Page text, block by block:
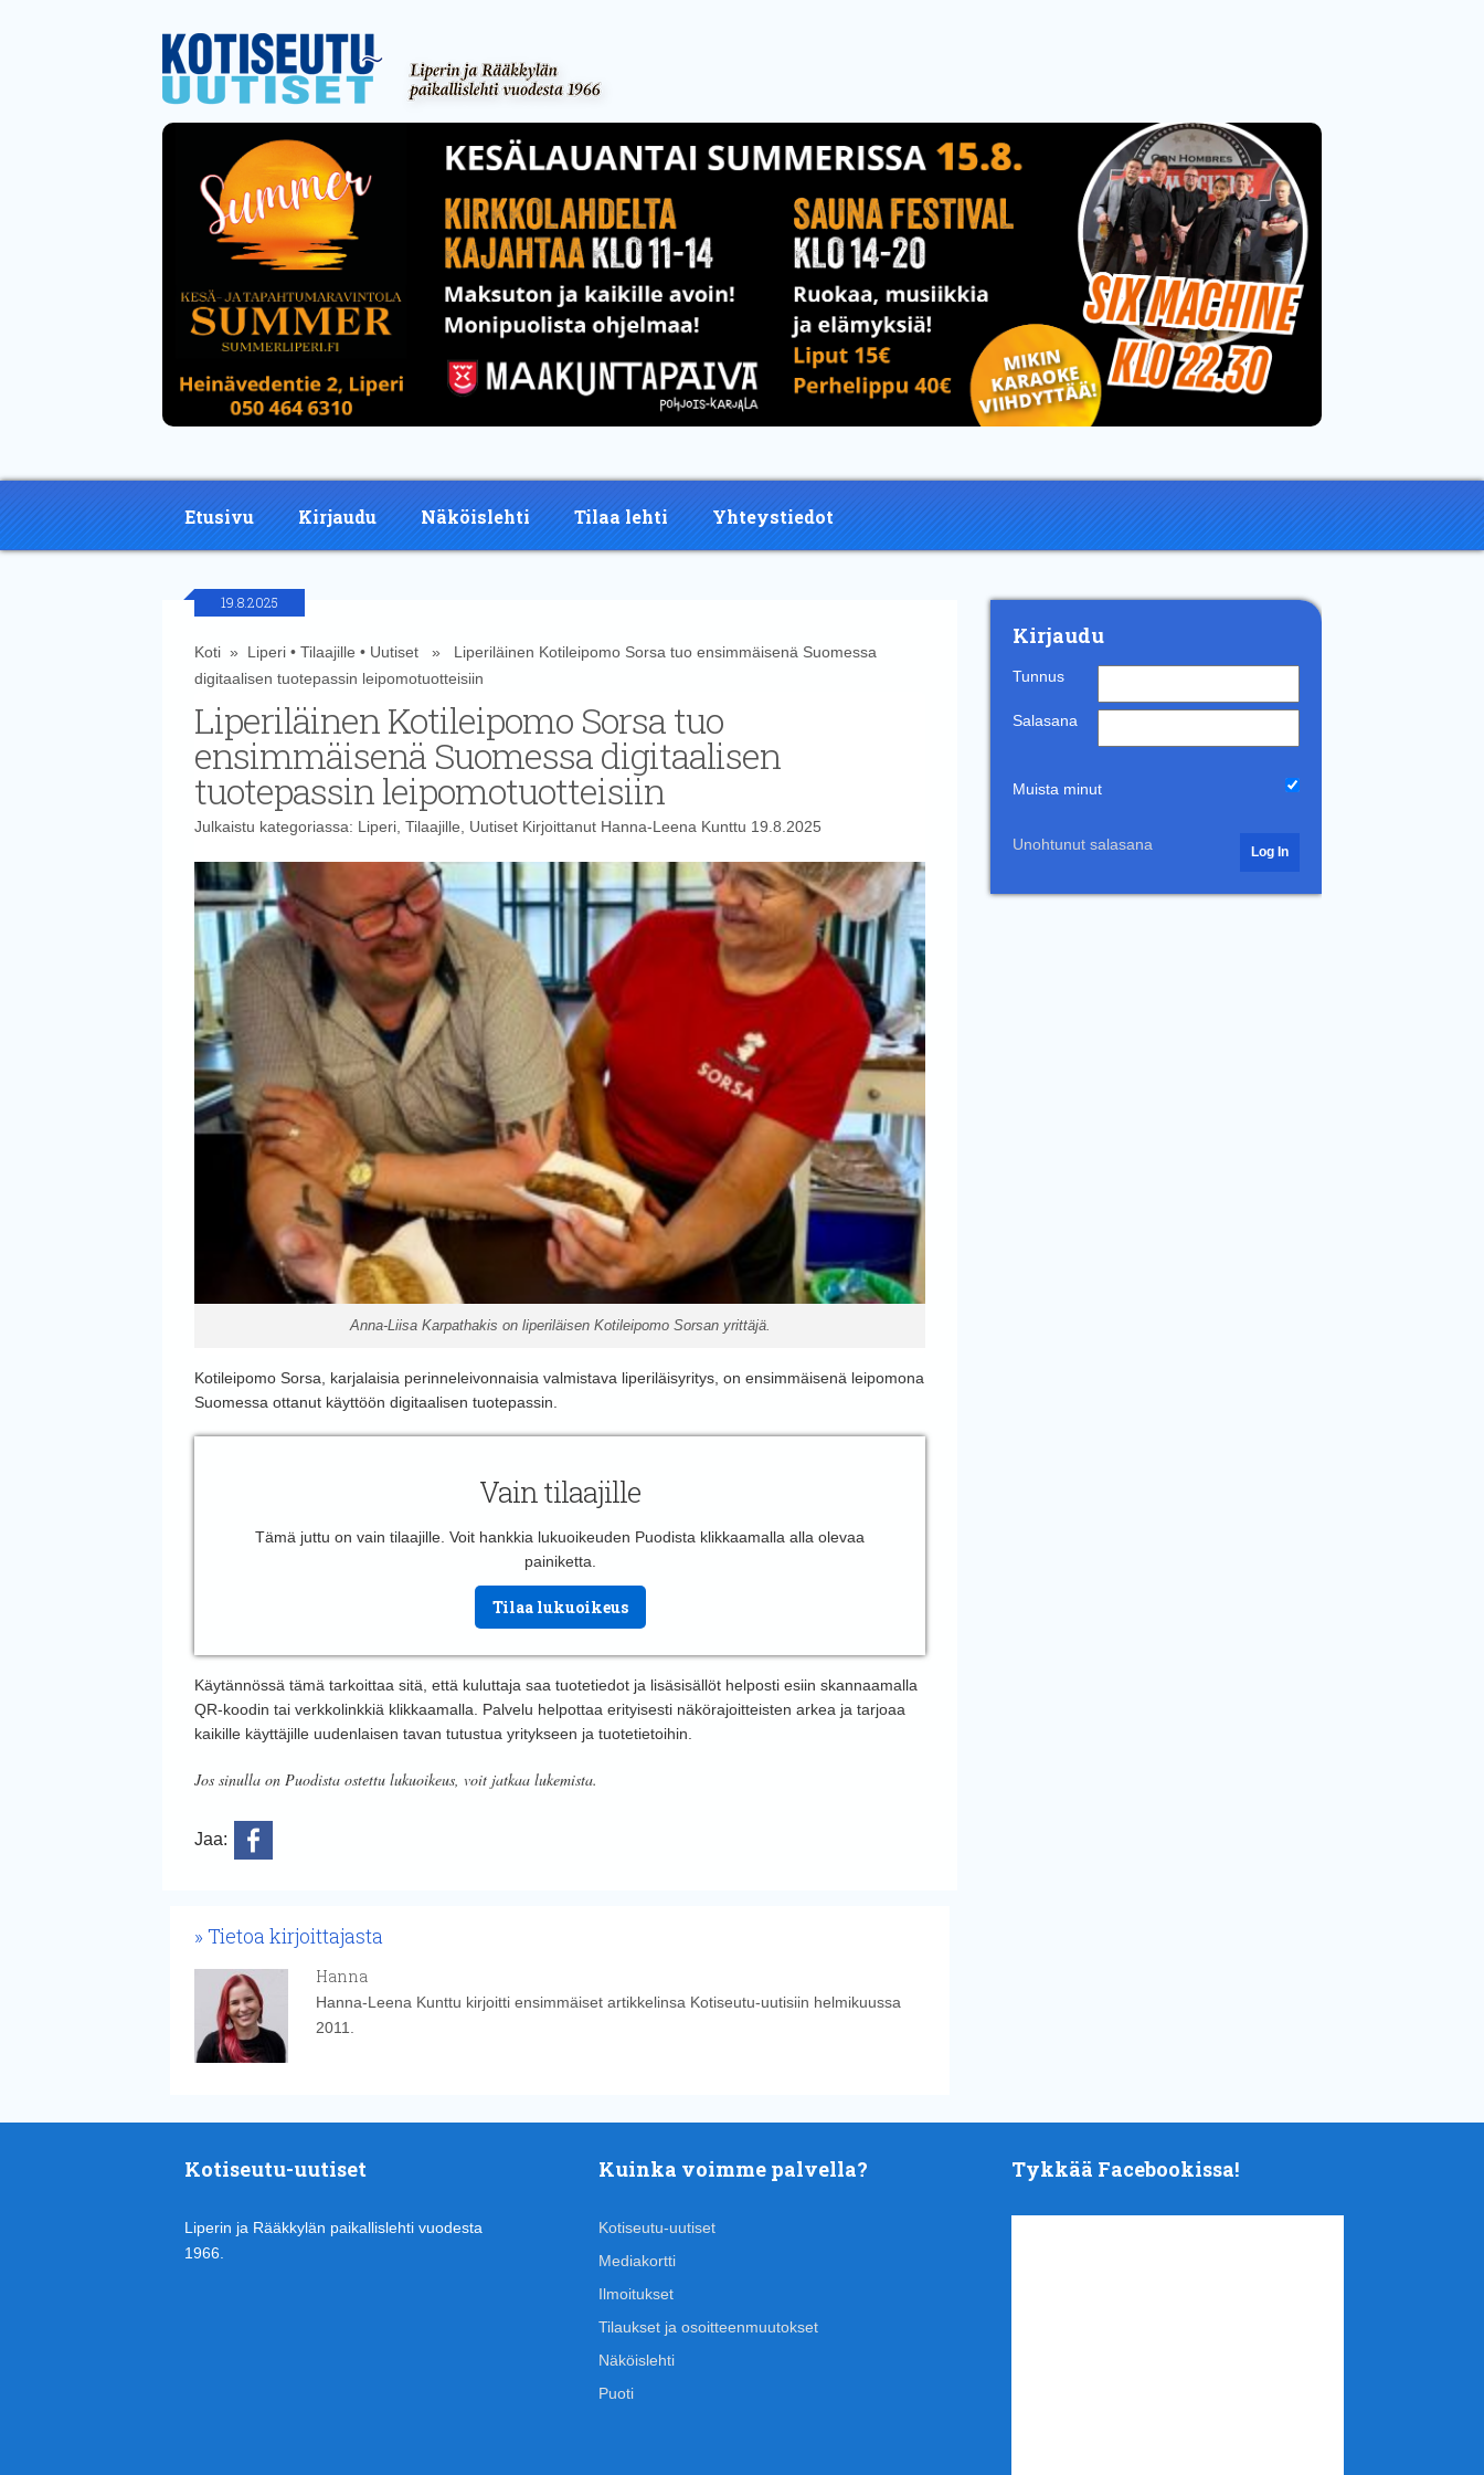
Etusivu Kirjaudu Näköislehti Tilaa lehti Yhteystiedot
19.8.2025
Koti» Liperi• Tilaajille • Uutiset» Liperiläinen Kotileipomo Sorsa tuo ensimmäisenä Suomessa
digitaalisen tuotepassin leipomotuotteisiin
Liperiläinen Kotileipomo Sorsa tuo
ensimmäisenä Suomessa digitaalisen
tuotepassin leipomotuotteisiin
Julkaistu kategoriassa: Liperi, Tilaajille UutisetKirjoittanut Hanna-Leena Kunttu 19.8.2025
Anna-Liisa Karpathakis on liperiläisen Kotileipomo Sorsan yrittäjä.
Kotileipomo Sorsa, karjalaisia perinneleivonnaisia valmistava liperiläisyritys, on ensimmäisenä leipomona
Suomessa ottanut käyttöön digitaalisen tuotepassin.
Vain tilaajille
Tämä juttu on vain tilaajille. Voit hankkia lukuoikeuden Puodista klikkaamalla alla olevaa
painiketta.
Tilaa lukuoikeus
Käytännössä tämä tarkoittaa sitä, että kuluttaja saa tuotetiedot ja lisäsisällöt helposti esiin skannaamalla
QR-koodin tai verkkolinkkiä klikkaamalla. Palvelu helpottaa erityisesti näkörajoitteisten arkea ja tarjoaa
kaikille käyttäjille uudenlaisen tavan tutustua yritykseen ja tuotetietoihin.
Jos sinulla on Puodista ostettu lukuoikeus, voit jatkaa lukemista.
Jaa:
Tietoa kirjoittajasta
Hanna
Hanna-Leena Kunttu kirjoitti ensimmäiset artikkelinsa Kotiseutu-uutisiin helmikuussa
2011.
Kirjaudu
Tunnus
Salasana
Muista minut
Unohtunut salasana
Kotiseutu-uutiset
Liperin ja Rääkkylän paikallislehti vuodesta
1966.
Kuinka voimme palvella?
Kotiseutu-uutiset
Mediakortti
Ilmoitukset
Tilaukset ja osoitteenmuutokset
Näköislehti
Puoti
Tykkää Facebookissa!